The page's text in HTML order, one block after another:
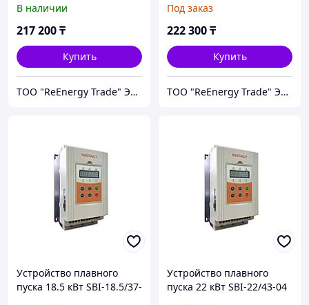
В наличии
217 200₸
Купить
ТОО "ReEnergy Trade" Энергоэффективные технологии и оборудование
Под заказ
222 300₸
Купить
ТОО "ReEnergy Trade" Энергоэффективные технологии и оборудование
Устройство плавного
пуска 18.5 кВт SBI-18.5/37-
Устройство плавного
пуска 22 кВт SBI-22/43-04